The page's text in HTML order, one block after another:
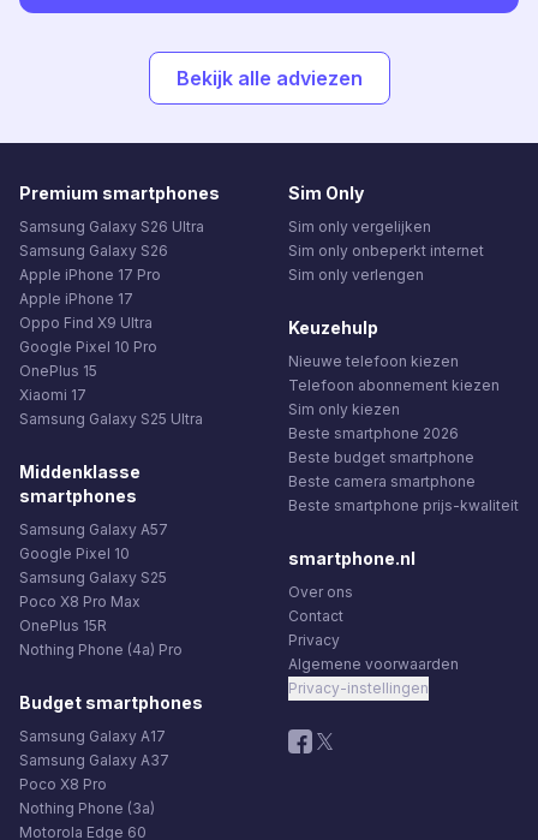
Bekijk alle adviezen
Premium smartphones
Samsung Galaxy S26 Ultra
Samsung Galaxy S26
Apple iPhone 17 Pro
Apple iPhone 17
Oppo Find X9 Ultra
Google Pixel 10 Pro
OnePlus 15
Xiaomi 17
Samsung Galaxy S25 Ultra
Middenklasse
smartphones
Samsung Galaxy A57
Google Pixel 10
Samsung Galaxy S25
Poco X8 Pro Max
OnePlus 15R
Nothing Phone (4a) Pro
Budget smartphones
Samsung Galaxy A17
Samsung Galaxy A37
Poco X8 Pro
Nothing Phone (3a)
Motorola Edge 60
Sim Only
Sim only vergelijken
Sim only onbeperkt internet
Sim only verlengen
Keuzehulp
Nieuwe telefoon kiezen
Telefoon abonnement kiezen
Sim only kiezen
Beste smartphone 2026
Beste budget smartphone
Beste camera smartphone
Beste smartphone prijs-kwaliteit
smartphone.nl
Over ons
Contact
Privacy
Algemene voorwaarden
Privacy-instellingen